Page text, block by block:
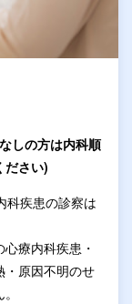
しの方は内科順
ださい)
科疾患の診察は
療内科疾患・
・原因不明のせ